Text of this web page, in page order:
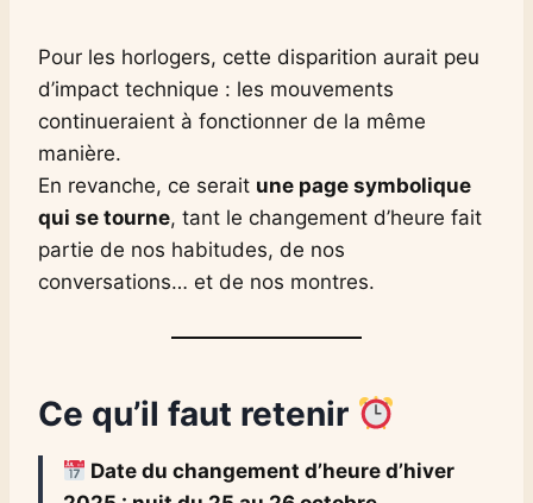
Pour les horlogers, cette disparition aurait peu
d’impact technique : les mouvements
continueraient à fonctionner de la même
manière.
En revanche, ce serait une page symbolique
qui se tourne, tant le changement d’heure fait
partie de nos habitudes, de nos
conversations… et de nos montres.
Ce qu’il faut retenir
Date du changement d’heure d’hiver